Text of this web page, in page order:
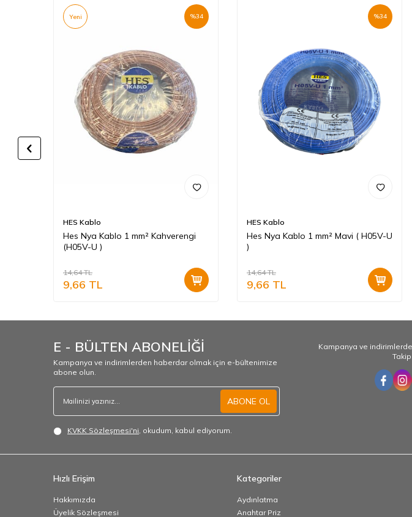
%34
Yeni
HES Kablo
Hes Nya Kablo 1 mm² Kahverengi
(H05V-U )
14,64TL
9,66 TL
%34
HES Kablo
Hes Nya Kablo 1 mm² Mavi ( H05V-U
)
14,64TL
9,66 TL
E - BÜLTEN ABONELİĞİ
Kampanya ve indirimlerden haberdar olmak için e-bültenimize
abone olun.
ABONE OL
KVKK Sözleşmesi'ni, okudum, kabul ediyorum.
Kampanya ve
Hızlı Erişim
Hakkımızda
Üyelik Sözleşmesi
Kategoriler
Aydınlatma
Anahtar Priz